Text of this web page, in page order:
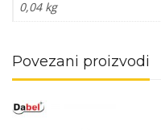
0,04 kg
Povezani proizvodi